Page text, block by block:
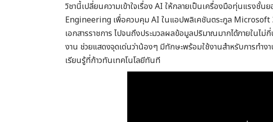
วิชานี้เปลี่ยนความเข้าใจเรื่อง AI ให้กลายเป็นเครื่องมือทุ่นแรง
Engineering เพื่อควบคุม AI ในแอปพลิเคชันตระกูล Microsoft
เอกสารราชการ ไปจนถึงประมวลผลข้อมูลปริมาณมากได้ภายในไ
งาน ช่วยแสดงจุดเด่นว่าน้องๆ มีทักษะพร้อมใช้งานสำหรับการทำ
เรียนรู้ที่ก้าวทันเทคโนโลยีทันที